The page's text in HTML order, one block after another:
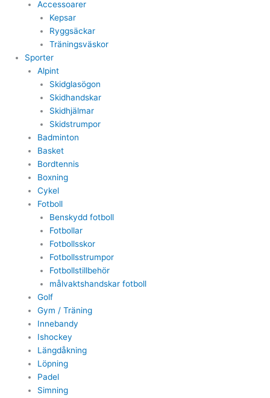
Accessoarer
Kepsar
Ryggsäckar
Träningsväskor
Sporter
Alpint
Skidglasögon
Skidhandskar
Skidhjälmar
Skidstrumpor
Badminton
Basket
Bordtennis
Boxning
Cykel
Fotboll
Benskydd fotboll
Fotbollar
Fotbollsskor
Fotbollsstrumpor
Fotbollstillbehör
målvaktshandskar fotboll
Golf
Gym / Träning
Innebandy
Ishockey
Längdåkning
Löpning
Padel
Simning